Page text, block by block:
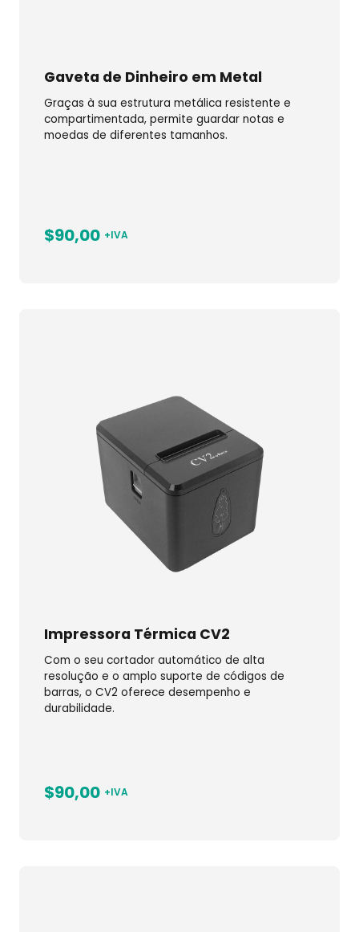
Gaveta de Dinheiro em Metal
Graças à sua estrutura metálica resistente e
compartimentada, permite guardar notas e
moedas de diferentes tamanhos.
$90,00 +IVA
Impressora Térmica CV2
Com o seu cortador automático de alta
resolução e o amplo suporte de códigos de
barras, o CV2 oferece desempenho e
durabilidade.
$90,00 +IVA